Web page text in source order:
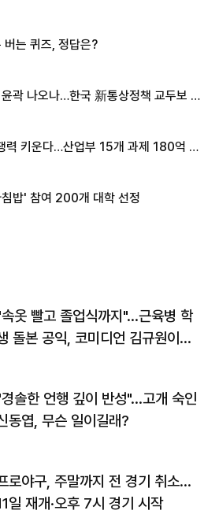
는 퀴즈, 정답은?
곽 나오나…한국 新통상정책 교두보 활
력 키운다…산업부 15개 과제 180억 지
밥' 참여 200개 대학 선정
옷 빨고 졸업식까지"…근육병 학
돌본 공익, 코미디언 김규원이었
솔한 언행 깊이 반성"…고개 숙인
동엽, 무슨 일이길래?
로야구, 주말까지 전 경기 취소…
일 재개·오후 7시 경기 시작